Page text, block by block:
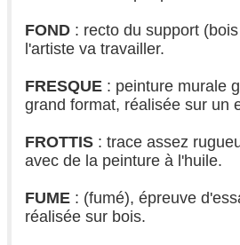
FOND : recto du support
l'artiste va travailler.
FRESQUE : peinture murale
grand format, réalisée sur un
FROTTIS : trace assez
avec de la peinture à l'huile.
FUME : (fumé), épreuve
réalisée sur bois.